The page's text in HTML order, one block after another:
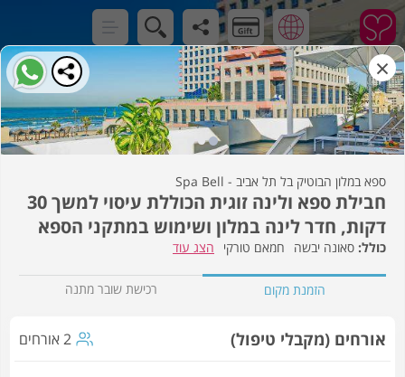
×
ספא במלון הבוטיק בל תל אביב - Spa Bell
חבילת ספא ולינה זוגית הכוללת עיסוי למשך 30
דקות, חדר לינה במלון ושימוש במתקני הספא
סאונה יבשה חמאם טורקי הצג עוד
הזמנת מקום רכישת שובר מתנה
אורחים (מקבלי טיפול) 2 אורחים